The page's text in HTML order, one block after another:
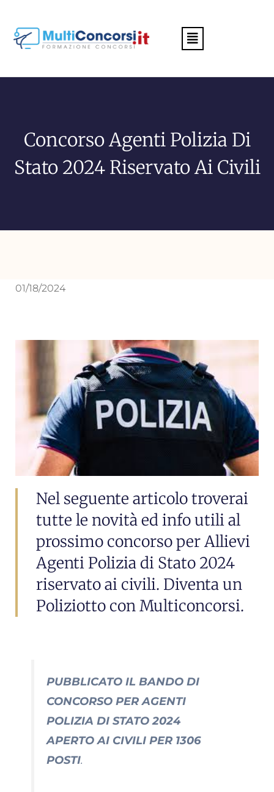
Menu
Concorso Agenti Polizia Di
Stato 2024 Riservato Ai Civili
01/18/2024
Nel seguente articolo troverai
tutte le novità ed info utili al
prossimo concorso per Allievi
Agenti Polizia di Stato 2024
riservato ai civili. Diventa un
Poliziotto con Multiconcorsi.
PUBBLICATO IL BANDO DI
CONCORSO PER AGENTI
POLIZIA DI STATO 2024
APERTO AI CIVILI PER 1306
POSTI.